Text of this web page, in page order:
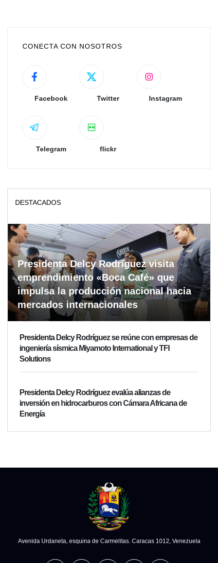
CONECTA CON NOSOTROS
Facebook Twitter Instagram
Telegram flickr
DESTACADOS
Presidenta Delcy Rodríguez visita
emprendimiento «Boca Café» que
impulsa la producción nacional hacia
mercados internacionales
Presidenta Delcy Rodríguez se reúne con empresas de
ingeniería sísmica Miyamoto International y TFI
Solutions
Presidenta Delcy Rodríguez evalúa alianzas de
inversión en hidrocarburos con Cámara Africana de
Energía
Avenida Urdaneta, esquina de Carmelitas. Caracas 1012, Venezuela